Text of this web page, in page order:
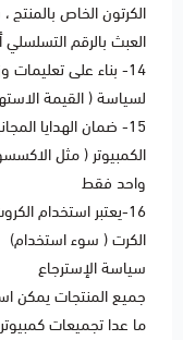
الكرتون الخاص
العبث بالرقم التسلسلي
14- بناء على
لسياسة ( القيمة
15- ضمان الهدايا
الكمبيوتر ( مثل
واحد فقط
16-يعتبر استخدام
الكرت ( سوء استخدام)
سياسة الإسترجاع
جميع المنتجات يمكن
ما عدا تجميعات